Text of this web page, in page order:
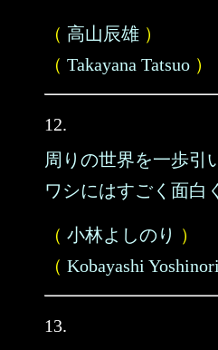
（ 高山辰雄 ）
（ Takayana Tatsuo ）
12.
周りの世界を一歩引
ワシにはすごく面白
（ 小林よしのり ）
（ Kobayashi Yoshinori
13.